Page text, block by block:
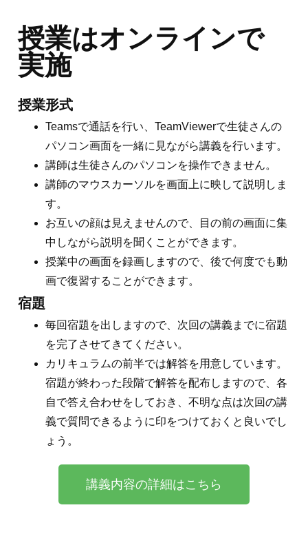
授業はオンラインで
実施
授業形式
Teamsで通話を行い、TeamViewerで生徒さんの
パソコン画面を一緒に見ながら講義を行います。
講師は生徒さんのパソコンを操作できません。
講師のマウスカーソルを画面上に映して説明しま
す。
お互いの顔は見えませんので、目の前の画面に集
中しながら説明を聞くことができます。
授業中の画面を録画しますので、後で何度でも動
画で復習することができます。
宿題
毎回宿題を出しますので、次回の講義までに宿題
を完了させてきてください。
カリキュラムの前半では解答を用意しています。
宿題が終わった段階で解答を配布しますので、各
自で答え合わせをしておき、不明な点は次回の講
義で質問できるように印をつけておくと良いでし
ょう。
講義内容の詳細はこちら